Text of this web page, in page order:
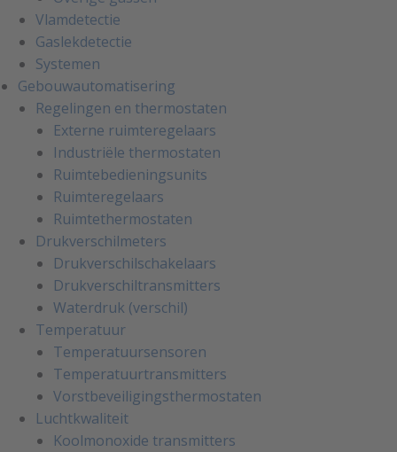
Vlamdetectie
Gaslekdetectie
Systemen
Gebouwautomatisering
Regelingen en thermostaten
Externe ruimteregelaars
Industriële thermostaten
Ruimtebedieningsunits
Ruimteregelaars
Ruimtethermostaten
Drukverschilmeters
Drukverschilschakelaars
Drukverschiltransmitters
Waterdruk (verschil)
Temperatuur
Temperatuursensoren
Temperatuurtransmitters
Vorstbeveiligingsthermostaten
Luchtkwaliteit
Koolmonoxide transmitters